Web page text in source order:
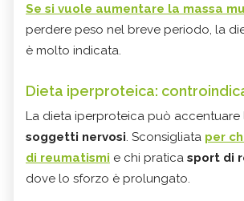
Se si vuole aumentare la massa
perdere peso nel breve periodo, la
è molto indicata.
Dieta iperproteica:
La dieta iperproteica può accentuare
soggetti nervosi. Sconsigliata per
di reumatismi e chi pratica sport di
dove lo sforzo è prolungato.